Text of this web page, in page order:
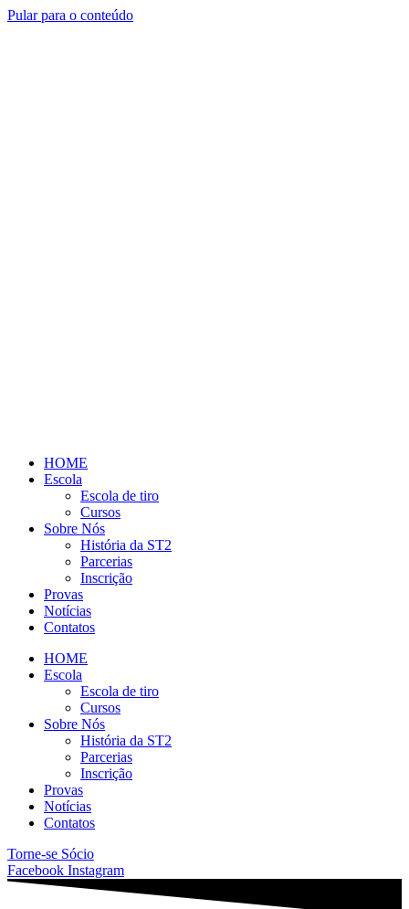
Pular para o conteúdo
HOME
Escola
Escola de tiro
Cursos
Sobre Nós
História da ST2
Parcerias
Inscrição
Provas
Notícias
Contatos
HOME
Escola
Escola de tiro
Cursos
Sobre Nós
História da ST2
Parcerias
Inscrição
Provas
Notícias
Contatos
Torne-se Sócio
Facebook Instagram